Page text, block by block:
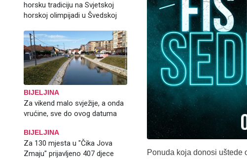
horsku tradiciju na Svjetskoj
horskoj olimpijadi u Švedskoj
BIJELJINA
Za vikend malo svježije, a onda
vrućine, sve do ovog datuma
BIJELJINA
Za 130 mjesta u "Čika Jova
Zmaju" prijavljeno 407 djece
Ponuda koja donosi uštede